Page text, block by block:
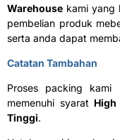
Warehouse kami yang
pembelian produk
serta anda dapat
Catatan Tambahan
Proses packing kami
memenuhi syarat High
Tinggi.